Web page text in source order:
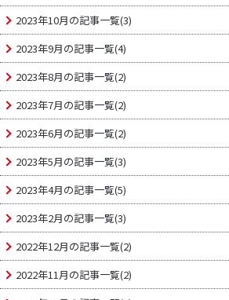
2023年10月の記事一覧(3)
2023年9月の記事一覧(4)
2023年8月の記事一覧(2)
2023年7月の記事一覧(2)
2023年6月の記事一覧(2)
2023年5月の記事一覧(3)
2023年4月の記事一覧(5)
2023年2月の記事一覧(3)
2022年12月の記事一覧(2)
2022年11月の記事一覧(2)